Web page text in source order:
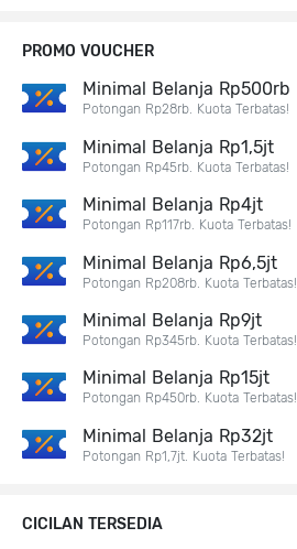
PROMO VOUCHER
Minimal Belanja Rp500rb
Potongan Rp28rb. Kuota Terbatas!
Minimal Belanja Rp1,5jt
Potongan Rp45rb. Kuota Terbatas!
Minimal Belanja Rp4jt
Potongan Rp117rb. Kuota Terbatas!
Minimal Belanja Rp6,5jt
Potongan Rp208rb. Kuota Terbatas!
Minimal Belanja Rp9jt
Potongan Rp345rb. Kuota Terbatas!
Minimal Belanja Rp15jt
Potongan Rp450rb. Kuota Terbatas!
Minimal Belanja Rp32jt
Potongan Rp1,7jt. Kuota Terbatas!
CICILAN TERSEDIA